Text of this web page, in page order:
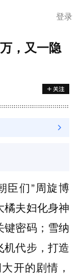
登录
，又一隐
臣们”周旋博
橘夫妇化身神
键密码；雪纳
机代步，打造
开的剧情，